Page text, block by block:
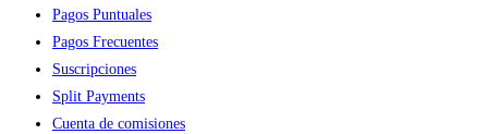
Pagos Puntuales
Pagos Frecuentes
Suscripciones
Split Payments
Cuenta de comisiones